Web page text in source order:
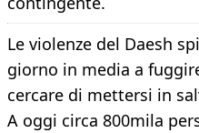
Le violenze del Daesh
giorno in media a
cercare di mettersi in
A oggi circa 800mila